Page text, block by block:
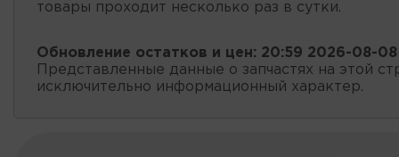
товары проходит несколько раз в сутки.
Обновление остатков и цен: 20:59 2026-08-08
Представленные данные о запчастях на этой
исключительно информационный характер.